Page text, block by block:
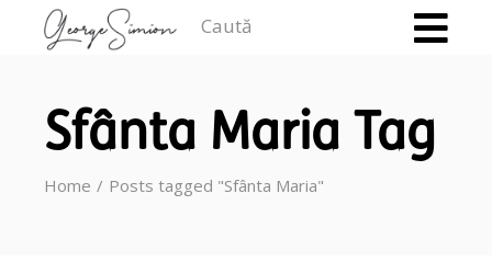
Sfânta Maria Tag
Home Posts tagged "Sfânta Maria"